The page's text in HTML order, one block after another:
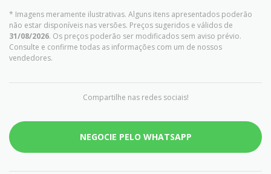
* Imagens meramente ilustrativas. Alguns itens apresentados poderão
não estar disponíveis nas versões. Preços sugeridos e válidos de
31/08/2026. Os preços poderão ser modificados sem aviso prévio.
Consulte e confirme todas as informações com um de nossos
vendedores.
Compartilhe nas redes sociais!
NEGOCIE PELO WHATSAPP